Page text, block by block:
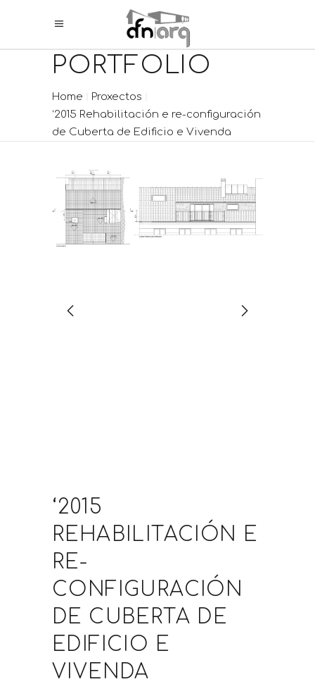
PORTFOLIO
Home
Proxectos
‘2015 Rehabilitación e re-configuración
de Cuberta de Edificio e Vivenda
‘2015
REHABILITACIÓN E
RE-
CONFIGURACIÓN
DE CUBERTA DE
EDIFICIO E
VIVENDA